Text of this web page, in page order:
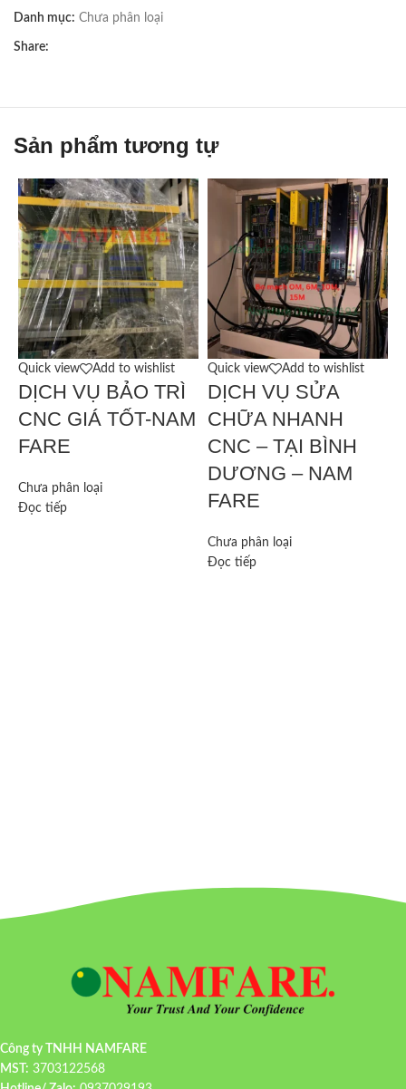
Danh mục: Chưa phân loại
Share:
Sản phẩm tương tự
Quick view Add to wishlist
DỊCH VỤ BẢO TRÌ
CNC GIÁ TỐT-NAM
FARE
Chưa phân loại
Đọc tiếp
Quick view Add to wishlist
DỊCH VỤ SỬA
CHỮA NHANH
CNC – TẠI BÌNH
DƯƠNG – NAM
FARE
Chưa phân loại
Đọc tiếp
Công ty TNHH NAMFARE
MST: 3703122568